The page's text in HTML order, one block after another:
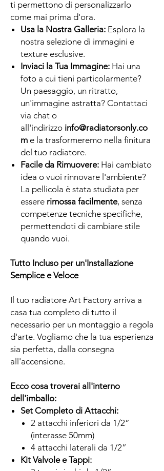
ti permettono di personalizzarlo
come mai prima d'ora.
Usa la Nostra Galleria: Esplora la
nostra selezione di immagini e
texture esclusive.
Inviaci la Tua Immagine: Hai una
foto a cui tieni particolarmente?
Un paesaggio, un ritratto,
un'immagine astratta? Contattaci
via chat o
all'indirizzo info@radiatorsonly.co
m e la trasformeremo nella finitura
del tuo radiatore.
Facile da Rimuovere: Hai cambiato
idea o vuoi rinnovare l'ambiente?
La pellicola è stata studiata per
essere rimossa facilmente, senza
competenze tecniche specifiche,
permettendoti di cambiare stile
quando vuoi.
Tutto Incluso per un'Installazione
Semplice e Veloce
Il tuo radiatore Art Factory arriva a
casa tua completo di tutto il
necessario per un montaggio a regola
d'arte. Vogliamo che la tua esperienza
sia perfetta, dalla consegna
all'accensione.
Ecco cosa troverai all'interno
dell'imballo:
Set Completo di Attacchi:
2 attacchi inferiori da 1/2”
(interasse 50mm)
4 attacchi laterali da 1/2”
Kit Valvole e Tappi: